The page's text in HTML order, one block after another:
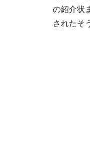
の紹介状
されたそ